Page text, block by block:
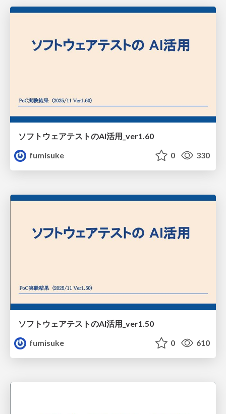
ソフトウェアテストのAI活用_ver1.60
fumisuke
0 330
ソフトウェアテストのAI活用_ver1.50
fumisuke
0 610